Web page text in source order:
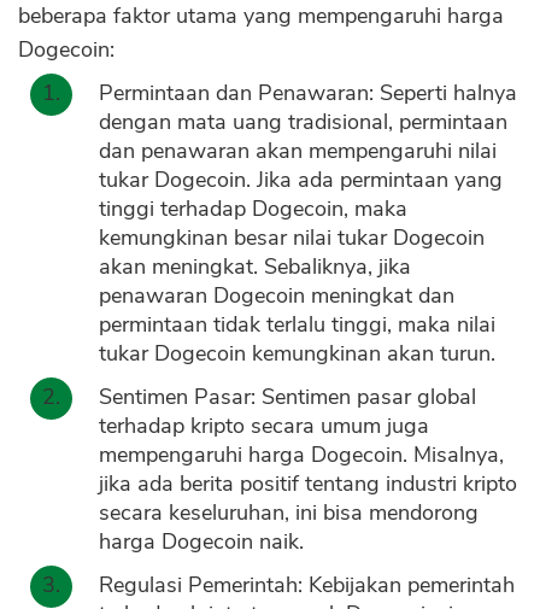
beberapa faktor utama yang mempengaruhi harga
Dogecoin:
Permintaan dan Penawaran: Seperti halnya
dengan mata uang tradisional, permintaan
dan penawaran akan mempengaruhi nilai
tukar Dogecoin. Jika ada permintaan yang
tinggi terhadap Dogecoin, maka
kemungkinan besar nilai tukar Dogecoin
akan meningkat. Sebaliknya, jika
penawaran Dogecoin meningkat dan
permintaan tidak terlalu tinggi, maka nilai
tukar Dogecoin kemungkinan akan turun.
Sentimen Pasar: Sentimen pasar global
terhadap kripto secara umum juga
mempengaruhi harga Dogecoin. Misalnya,
jika ada berita positif tentang industri kripto
secara keseluruhan, ini bisa mendorong
harga Dogecoin naik.
Regulasi Pemerintah: Kebijakan pemerintah